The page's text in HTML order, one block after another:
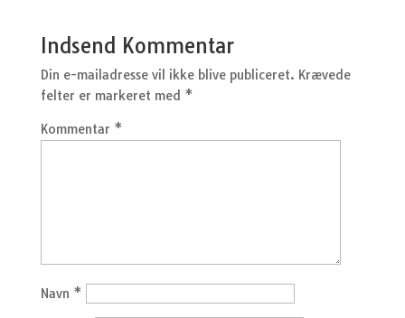
Indsend Kommentar
Din e-mailadresse vil ikke blive publiceret. Krævede
felter er markeret med *
Kommentar *
Navn *